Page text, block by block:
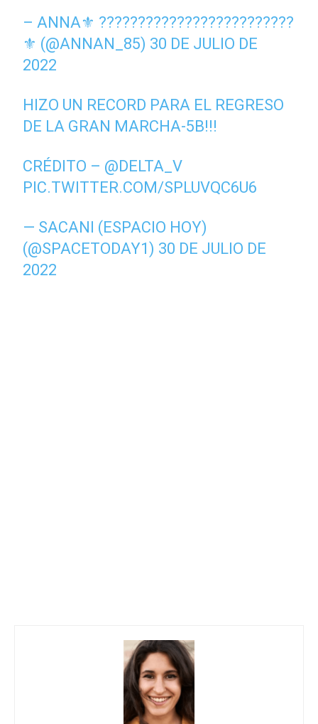
– ANNA⚜ ?????????????????????????
⚜ (@ANNAN_85) 30 DE JULIO DE
2022
HIZO UN RECORD PARA EL REGRESO
DE LA GRAN MARCHA-5B!!!
CRÉDITO – @DELTA_V
PIC.TWITTER.COM/SPLUVQC6U6
— SACANI (ESPACIO HOY)
(@SPACETODAY1) 30 DE JULIO DE
2022